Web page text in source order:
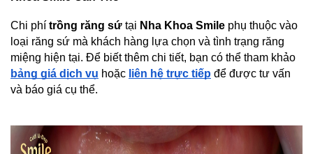
Chi phí trồng răng sứ tại Nha Khoa Smile phụ thuộc vào
loại răng sứ mà khách hàng lựa chọn và tình trạng răng
miệng hiện tại. Để biết thêm chi tiết, bạn có thể tham khảo
bảng giá dịch vụ hoặc liên hệ trực tiếp để được tư vấn
và báo giá cụ thể.